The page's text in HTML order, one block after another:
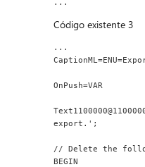
Código existente 3
...
OnPush=VAR
export.';
// Delete the
BEGIN